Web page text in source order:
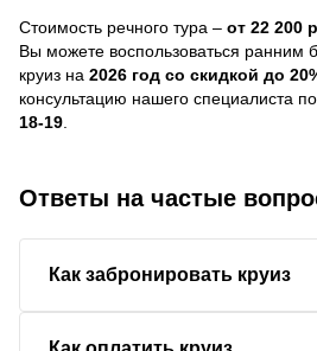
Стоимость речного тура – от 22 200
Вы можете воспользоваться ранним
круиз на 2026 год со скидкой до
консультацию нашего специалиста
18-19
Ответы на частые
Как забронировать круиз